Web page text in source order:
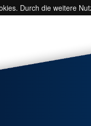
Durch die weitere